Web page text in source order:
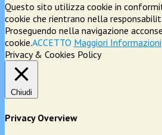
Questo sito utilizza cookie in
cookie che rientrano nella
Proseguendo nella navigazione
cookie.ACCETTO Maggiori Informazioni
Privacy & Cookies Policy
Chiudi
Privacy Overview